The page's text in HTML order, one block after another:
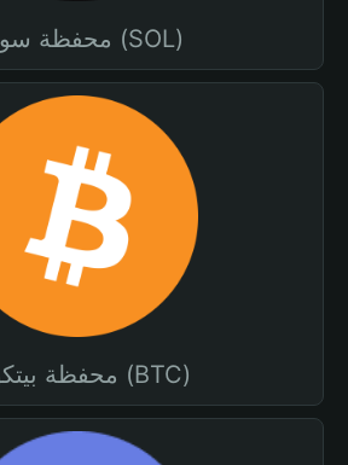
محفظة سولانا (SOL)
محفظة بيتكوين (BTC)